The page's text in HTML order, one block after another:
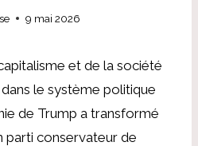
9 mai 2026
et de la société
le système politique
de Trump a transformé
parti conservateur de